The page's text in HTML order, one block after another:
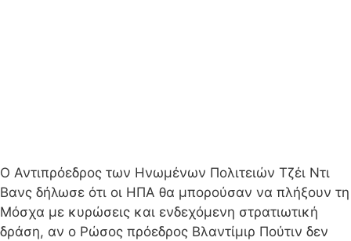
Ο Αντιπρόεδρος των Ηνωμένων Πολιτειών Τζέι Ντι
Βανς δήλωσε ότι οι ΗΠΑ θα μπορούσαν να πλήξουν τη
Μόσχα με κυρώσεις και ενδεχόμενη στρατιωτική
δράση, αν ο Ρώσος πρόεδρος Βλαντίμιρ Πούτιν δεν